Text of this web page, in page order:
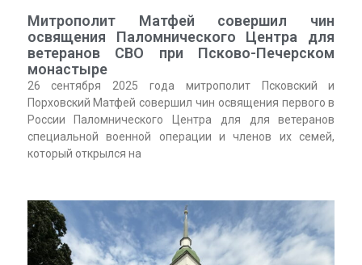
Митрополит Матфей совершил чин
освящения Паломнического Центра для
ветеранов СВО при Псково-Печерском
монастыре
26 сентября 2025 года митрополит Псковский и
Порховский Матфей совершил чин освящения первого в
России Паломнического Центра для для ветеранов
специальной военной операции и членов их семей,
который открылся на